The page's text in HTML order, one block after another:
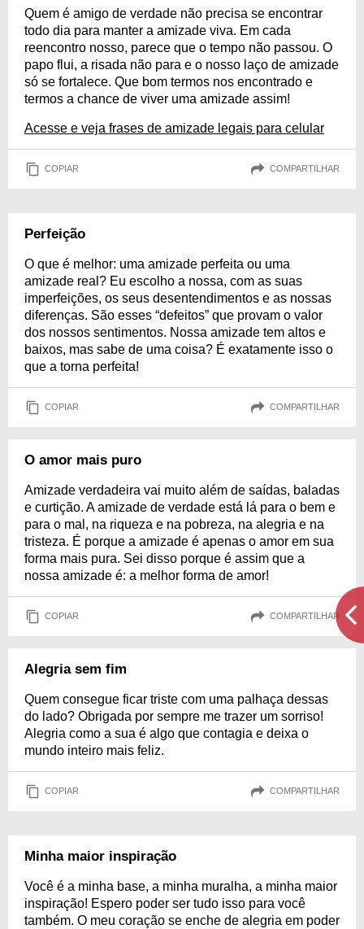
Quem é amigo de verdade não precisa se encontrar
todo dia para manter a amizade viva. Em cada
reencontro nosso, parece que o tempo não passou. O
papo flui, a risada não para e o nosso laço de amizade
só se fortalece. Que bom termos nos encontrado e
termos a chance de viver uma amizade assim!
Acesse e veja frases de amizade legais para celular
COPIAR COMPARTILHAR
Perfeição
O que é melhor: uma amizade perfeita ou uma
amizade real? Eu escolho a nossa, com as suas
imperfeições, os seus desentendimentos e as nossas
diferenças. São esses “defeitos” que provam o valor
dos nossos sentimentos. Nossa amizade tem altos e
baixos, mas sabe de uma coisa? É exatamente isso o
que a torna perfeita!
COPIAR COMPARTILHAR
O amor mais puro
Amizade verdadeira vai muito além de saídas, baladas
e curtição. A amizade de verdade está lá para o bem e
para o mal, na riqueza e na pobreza, na alegria e na
tristeza. É porque a amizade é apenas o amor em sua
forma mais pura. Sei disso porque é assim que a
nossa amizade é: a melhor forma de amor!
COPIAR COMPARTILHAR
Alegria sem fim
Quem consegue ficar triste com uma palhaça dessas
do lado? Obrigada por sempre me trazer um sorriso!
Alegria como a sua é algo que contagia e deixa o
mundo inteiro mais feliz.
COPIAR COMPARTILHAR
Minha maior inspiração
Você é a minha base, a minha muralha, a minha maior
inspiração! Espero poder ser tudo isso para você
também. O meu coração se enche de alegria em poder